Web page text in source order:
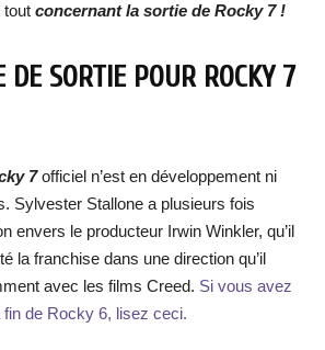
tout concernant la sortie de Rocky 7 !
DE SORTIE POUR ROCKY 7
7officiel n’est en développement ni
Sylvester Stallone a plusieurs fois
envers le producteur Irwin Winkler, qu’il
la franchise dans une direction qu’il
avec les films Creed. Si vous avez
de Rocky 6, lisez ceci.